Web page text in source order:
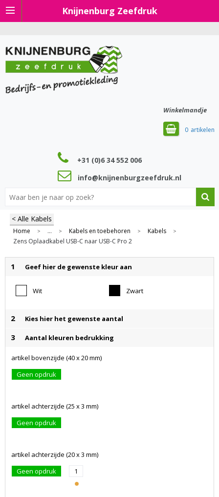
Knijnenburg Zeefdruk
Winkelmandje
0
+31 (0)6 34 552 006
info@knijnenburgzeefdruk.nl
< Alle Kabels
Home > ... > Kabels en toebehoren > Kabels >
Zens Oplaadkabel USB-C naar USB-C Pro 2
1 Geef hier de gewenste kleur aan
Wit Zwart
2 Kies hier het gewenste aantal
3 Aantal kleuren bedrukking
artikel bovenzijde (40 x 20 mm)
Geen opdruk
artikel achterzijde (25 x 3 mm)
Geen opdruk
artikel achterzijde (20 x 3 mm)
Geen opdruk
1